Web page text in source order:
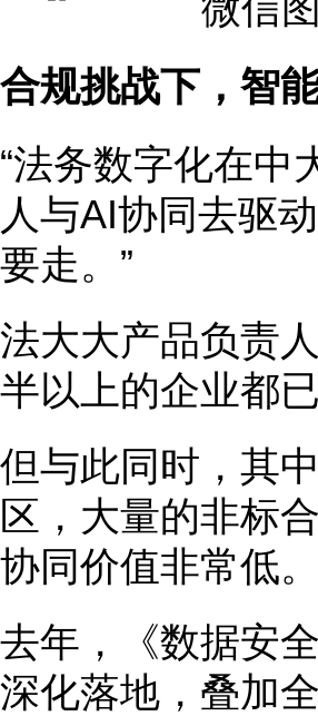
合规挑战下，智
“法务数字化在中
人与AI协同去驱
要走。”
法大大产品负责
半以上的企业都
但与此同时，其
区，大量的非标
协同价值非常低。
去年，《数据安
深化落地，叠加